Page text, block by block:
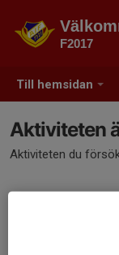
Till hemsidan
F2017
Aktiviteten
Aktiviteten du